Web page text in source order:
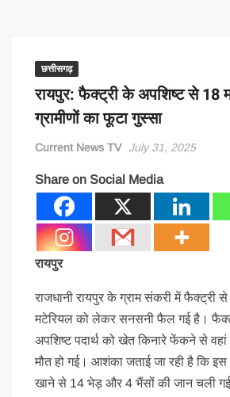
छत्तीसगढ़
रायपुर: फैक्ट्री के अपशिष्ट से 18
ग्रामीणों का फूटा गुस्सा
Current News TV July 31, 2025
Share on Social Media
रायपुर
राजधानी रायपुर के ग्राम संकरी में फैक्ट्री
मटेरियल को लेकर सनसनी फैल गई है।
अपशिष्ट पदार्थ को खेत किनारे फेंकने से वहां
मौत हो गई। आशंका जताई जा रही है कि
खाने से 14 भेड़ और 4 भैंसों की जान चली